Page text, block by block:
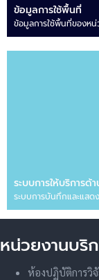
ข้อมูลการใช้พื้นที่
ข้อมูลการใช้พื้นที่ของหน่
ระบบการให้บริการด้
ระบบการบันทึกและแส
หน่วยงานบริ
ห้องปฏิบัติการวิ